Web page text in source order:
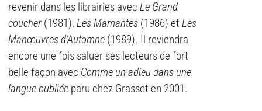
revenir dans les librairies avec Le Grand
coucher (1981), Les Mamantes (1986) et Les
Manœuvres d’Automne (1989). Il reviendra
encore une fois saluer ses lecteurs de fort
belle façon avec Comme un adieu dans une
langue oubliée paru chez Grasset en 2001.